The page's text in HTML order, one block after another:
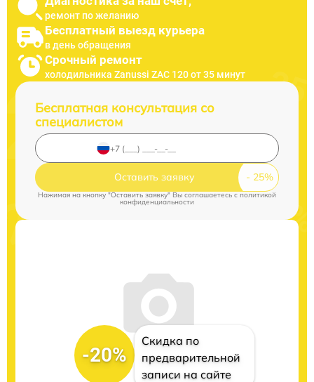
ремонт по желанию
Бесплатный выезд курьера
в день обращения
Срочный ремонт
холодильника Zanussi ZAC 120 от 35 минут
Бесплатная консультация со
специалистом
Оставить заявку
Нажимая на кнопку "Оставить заявку" Вы соглашаетесь cполитикой
конфиденциальности
-20%
Скидка по
предварительной
записи на сайте